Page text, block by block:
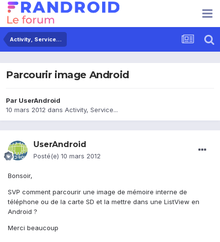
Activity, Service...
Parcourir image Android
Par UserAndroid
10 mars 2012 dans Activity, Service...
UserAndroid
Posté(e) 10 mars 2012
Bonsoir,
SVP comment parcourir une image de mémoire interne de
téléphone ou de la carte SD et la mettre dans une ListView en
Android ?
Merci beaucoup